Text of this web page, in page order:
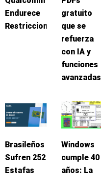
Endurece
Restricciones
gratuito
que se
refuerza
con IA y
funciones
avanzadas
Brasileños
Sufren 252
Estafas
Windows
cumple 40
años: La